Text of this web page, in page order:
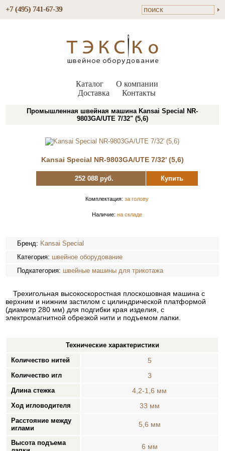
+7 (495) 741-67-39
Каталог
О компании
Доставка
Контакты
Промышленная швейная машина Kansai Special NR-
9803GA/UTE 7/32" (5,6)
Kansai Special NR-9803GA/UTE 7/32' (5,6)
252 088 руб. Купить
Комплектация: за голову
Наличие: на складе
Бренд: Kansai Special
Категория: швейное оборудование
Подкатегория: швейные машины для трикотажа
Трехигольная высокоскоростная плоскошовная машина с
верхним и нижним застилом с цилиндрической платформой
(диаметр 280 мм) для подгибки края изделия, с
электромагнитной обрезкой нити и подъемом лапки.
Технические характеристики
Количество нитей
5
Количество игл 3
Длина стежка 4,2-1,6 мм
Ход игловодителя 33 мм
Расстояние между
иглами
5,6 мм
Высота подъема
6 мм